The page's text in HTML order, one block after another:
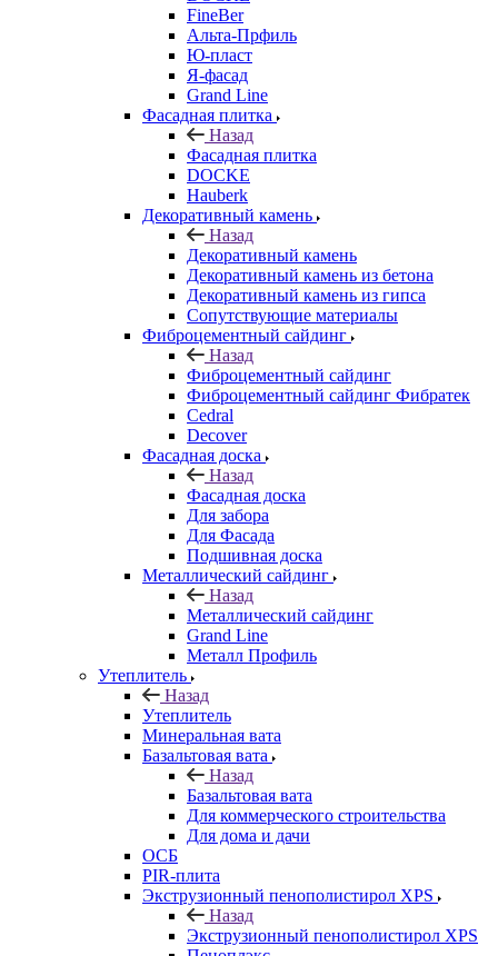
FineBer
Альта-Прфиль
Ю-пласт
Я-фасад
Grand Line
Фасадная плитка
Назад
Фасадная плитка
DOCKE
Hauberk
Декоративный камень
Назад
Декоративный камень
Декоративный камень из бетона
Декоративный камень из гипса
Сопутствующие материалы
Фиброцементный сайдинг
Назад
Фиброцементный сайдинг
Фиброцементный сайдинг Фибратек
Cedral
Decover
Фасадная доска
Назад
Фасадная доска
Для забора
Для Фасада
Подшивная доска
Металлический сайдинг
Назад
Металлический сайдинг
Grand Line
Металл Профиль
Утеплитель
Назад
Утеплитель
Минеральная вата
Базальтовая вата
Назад
Базальтовая вата
Для коммерческого строительства
Для дома и дачи
ОСБ
PIR-плита
Экструзионный пенополистирол XPS
Назад
Экструзионный пенополистирол XPS